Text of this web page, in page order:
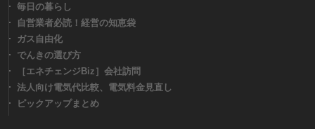
毎日の暮らし
自営業者必読！経営の知恵袋
ガス自由化
でんきの選び方
［エネチェンジBiz］会社訪問
法人向け電気代比較、電気料金見直し
ピックアップまとめ